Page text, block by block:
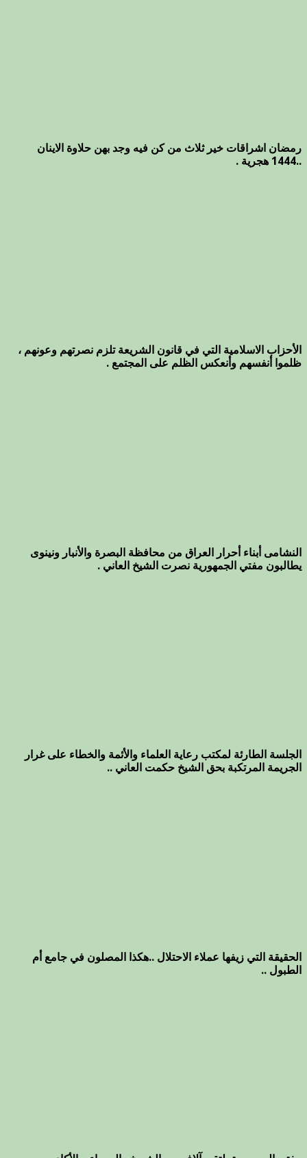
رمضان اشراقات خير ثلاث من كن فيه وجد بهن حلاوة الاينان
..1444 هجرية .
الأحزاب الاسلامية التي في قانون الشريعة تلزم نصرتهم وعونهم ،
ظلموا أنفسهم وأنعكس الظلم على المجتمع .
النشامى أبناء أحرار العراق من محافظة البصرة والأنبار ونينوى
يطالبون مفتي الجمهورية نصرت الشيخ العاني .
الجلسة الطارئة لمكتب رعاية العلماء والأئمة والخطاء على غرار
الجريمة المرتكبة بحق الشيخ حكمت العاني ..
الحقيقة التي زيفها عملاء الاحتلال ..هكذا المصلون في جامع أم
الطبول ..